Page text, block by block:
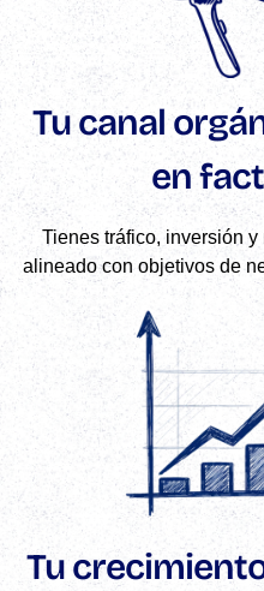
Tu canal
en
Tienes tráfico, inversión
alineado con objetivos de
Tu